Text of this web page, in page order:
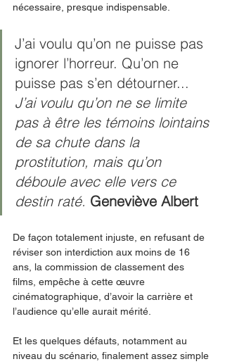
nécessaire, presque indispensable.
J’ai voulu qu’on ne puisse pas
ignorer l’horreur. Qu’on ne
puisse pas s’en détourner...
J’ai voulu qu’on ne se limite
pas à être les témoins lointains
de sa chute dans la
prostitution, mais qu’on
déboule avec elle vers ce
destin raté. Geneviève Albert
De façon totalement injuste, en refusant de
réviser son interdiction aux moins de 16
ans, la commission de classement des
films, empêche à cette œuvre
cinématographique, d’avoir la carrière et
l’audience qu’elle aurait mérité.
Et les quelques défauts, notamment au
niveau du scénario, finalement assez simple